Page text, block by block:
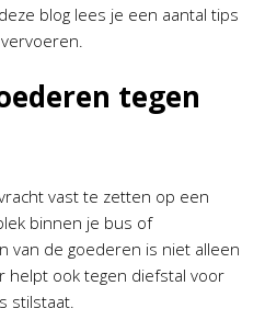
blog lees je een aantal tips
tegen
vast te zetten op een
binnen je bus of
van de goederen is niet alleen
helpt ook tegen diefstal voor
stilstaat.